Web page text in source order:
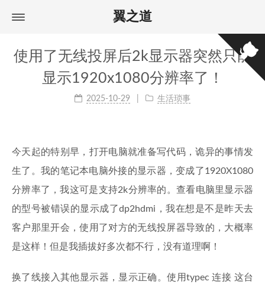
翼之道
使用了无线投屏后2k显示器突然只能
显示1920x1080分辨率了！
2025-10-29 生活琐事
今天起的特别早，打开电脑就准备写代码，诡异的事情发
生了。我的笔记本电脑外接的显示器，变成了1920X1080
分辨率了，我这可是支持2k分辨率的。查看电脑里显示器
的型号被错误的显示成了dp2hdmi，我在想是不是昨天去
客户那里开会，使用了对方的无线投屏器导致的，大概率
是这样！但是我插拔好多次都不行，没有道理啊！
换了线接入其他显示器，显示正确。使用typec 连接 这台